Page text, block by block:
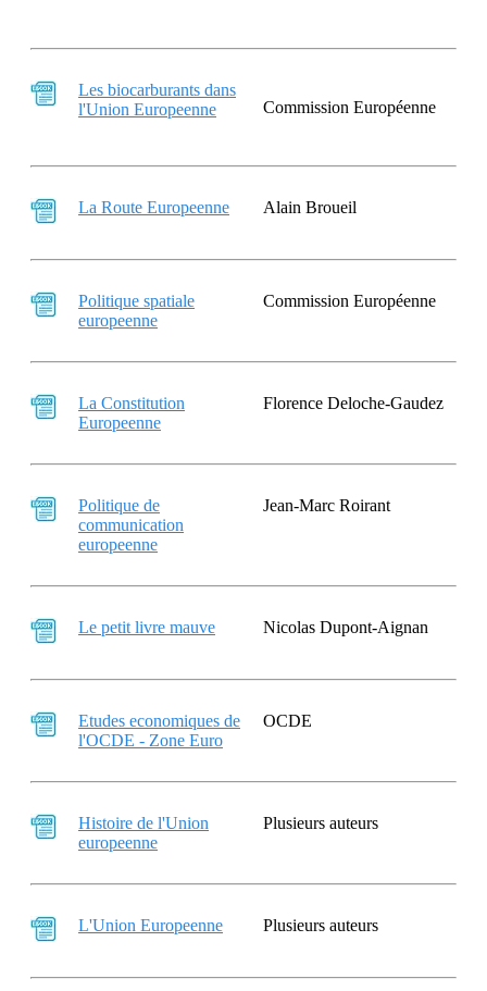
Les biocarburants dans
l'Union Europeenne
Commission Européenne
La Route Europeenne Alain Broueil
Politique spatiale
europeenne
Commission Européenne
La Constitution
Europeenne
Florence Deloche-Gaudez
Politique de
communication
europeenne
Jean-Marc Roirant
Le petit livre mauve Nicolas Dupont-Aignan
Etudes economiques de
l'OCDE - Zone Euro
OCDE
Histoire de l'Union
europeenne
Plusieurs auteurs
L'Union Europeenne Plusieurs auteurs